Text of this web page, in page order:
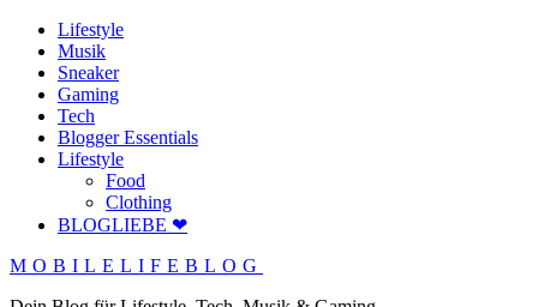
Lifestyle
Musik
Sneaker
Gaming
Tech
Blogger Essentials
Lifestyle
Food
Clothing
BLOGLIEBE ❤
MOBILELIFEBLOG